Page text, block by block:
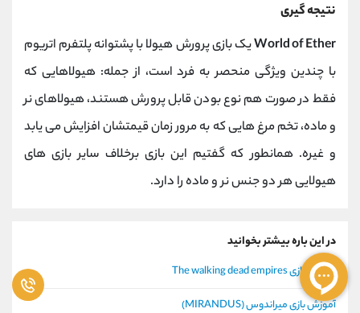
نتیجه گیری
World of Etherیک بازی پرورش هیولا با پشتوانه پلتفرم اتریوم
با چندین ویژگی منحصر به فرد است، از جمله: هیولاهایی که
فقط در صورت هم نوع بودن قابل پرورش هستند، هیولاهای نر
و ماده، تخم مرغ هایی که به مرور زمان قیمتشان افزایش می یابد
و غیره. همانطور که گفتیم این بازی برخلاف سایر بازی های
هیولایی هر دو جنس نر و ماده را دارد.
در این باره بیشتر بخوانید
آموزش بازی The walking dead empires
آموزش بازی میراندوس (MIRANDUS)